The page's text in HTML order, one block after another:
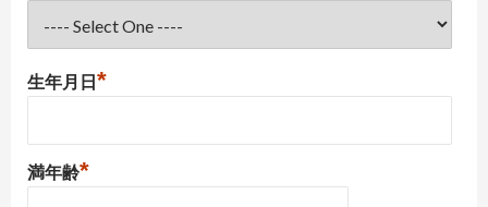
生年月日 *
満年齢*